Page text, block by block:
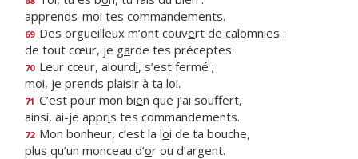
apprends-moi tes commandements.
69 Des orgueilleux m’ont couvert de calomnies :
de tout cœur, je garde tes préceptes.
70 Leur cœur, alourdi, s’est fermé ;
moi, je prends plaisir à ta loi.
71 C’est pour mon bien que j’ai souffert,
ainsi, ai-je appris tes commandements.
72 Mon bonheur, c’est la loi de ta bouche,
plus qu’un monceau d’or ou d’argent.